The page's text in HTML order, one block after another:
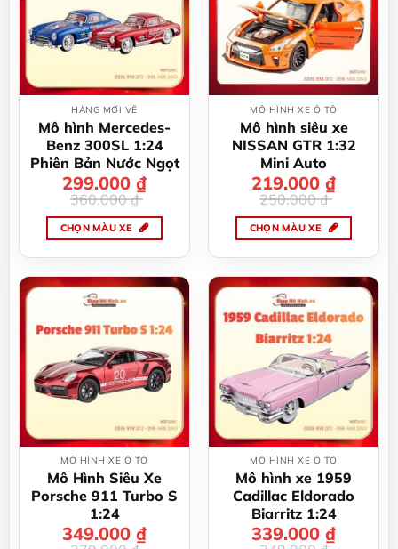
thể.
Các
tùy
chọn
có
thể
được
chọn
trên
trang
sản
phẩm
HÀNG MỚI VỀ
Mô hình Mercedes-
Benz 300SL 1:24
Phiên Bản Nước Ngọt
360.000₫
Giá
gốc
là:
360.000 ₫.
299.000 ₫
Giá
hiện
tại
là:
299.000 ₫.
CHỌN MÀU XE
này
có
nhiều
thể.
Các
tùy
có
thể
được
chọn
trên
trang
MÔ HÌNH XE Ô TÔ
Mô hình siêu xe
NISSAN GTR 1:32
Mini Auto
250.000₫
Giá
gốc
là:
250.000 ₫.
219.000 ₫
Giá
hiện
tại
là:
219.000 ₫.
CHỌN MÀU XE
này
có
nhiều
biến
thể.
Các
tùy
chọn
có
thể
được
chọn
trên
trang
MÔ HÌNH XE Ô TÔ
Mô Hình Siêu Xe
Porsche 911 Turbo S
1:24
Giá
gốc
349.000 ₫
Giá
hiện
MÔ HÌNH XE Ô TÔ
Mô hình xe 1959
Cadillac Eldorado
Biarritz 1:24
Giá
gốc
339.000 ₫
Giá
hiện